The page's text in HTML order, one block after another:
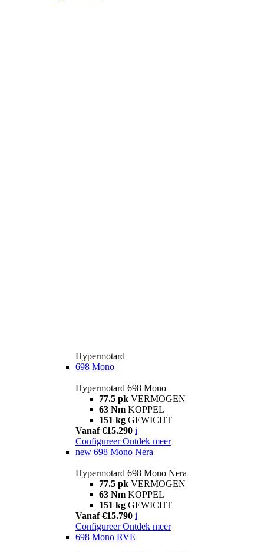
Hypermotard
698 Mono
Hypermotard 698 Mono
77.5 pk VERMOGEN
63 Nm KOPPEL
151 kg GEWICHT
Vanaf €15.290 i
Configureer Ontdek meer
new 698 Mono Nera
Hypermotard 698 Mono Nera
77.5 pk VERMOGEN
63 Nm KOPPEL
151 kg GEWICHT
Vanaf €15.790 i
Configureer Ontdek meer
698 Mono RVE